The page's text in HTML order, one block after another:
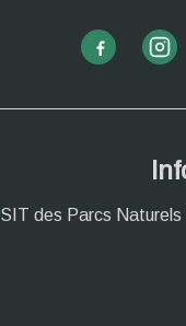
SIT des Parcs